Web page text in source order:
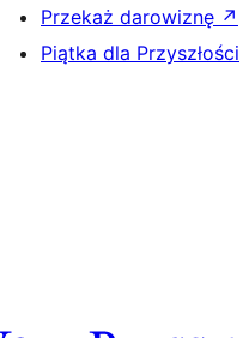
Przekaż darowiznę ↗
Piątka dla Przyszłości